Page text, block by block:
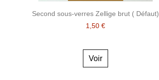
Second sous-verres Zellige brut ( Défaut)
1,50 €
Voir